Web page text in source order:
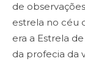
de
estrela no céu
era a Estrela
da profecia da